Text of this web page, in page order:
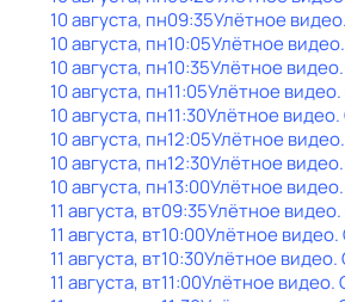
10 августа, пн09:35Улётное видео
10 августа, пн10:05Улётное видео
10 августа, пн10:35Улётное видео
10 августа, пн11:05Улётное видео
10 августа, пн11:30Улётное видео
10 августа, пн12:05Улётное видео
10 августа, пн12:30Улётное видео
10 августа, пн13:00Улётное видео
11 августа, вт09:35Улётное видео
11 августа, вт10:00Улётное видео.
11 августа, вт10:30Улётное видео.
11 августа, вт11:00Улётное видео.